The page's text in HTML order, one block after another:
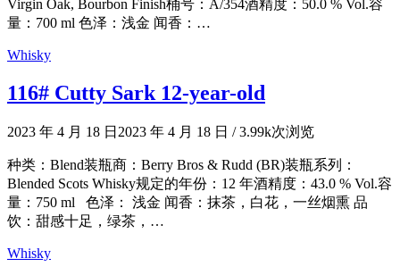
Virgin Oak, Bourbon Finish桶号：A/354酒精度：50.0 % Vol.容
量：700 ml 色泽：浅金 闻香：…
Whisky
116# Cutty Sark 12-year-old
2023 年 4 月 18 日 2023 年 4 月 18 日 /3.99k次浏览
种类：Blend装瓶商：Berry Bros & Rudd (BR)装瓶系列：
Blended Scots Whisky规定的年份：12 年酒精度：43.0 % Vol.容
量：750 ml 色泽： 浅金 闻香：抹茶，白花，一丝烟熏 品
饮：甜感十足，绿茶，…
Whisky